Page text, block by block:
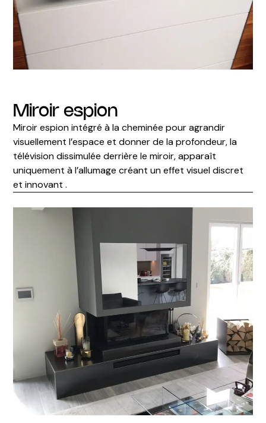
Miroir espion
Miroir espion intégré à la cheminée pour agrandir
visuellement l’espace et donner de la profondeur, la
télévision dissimulée derrière le miroir, apparaît
uniquement à l’allumage créant un effet visuel discret
et innovant .